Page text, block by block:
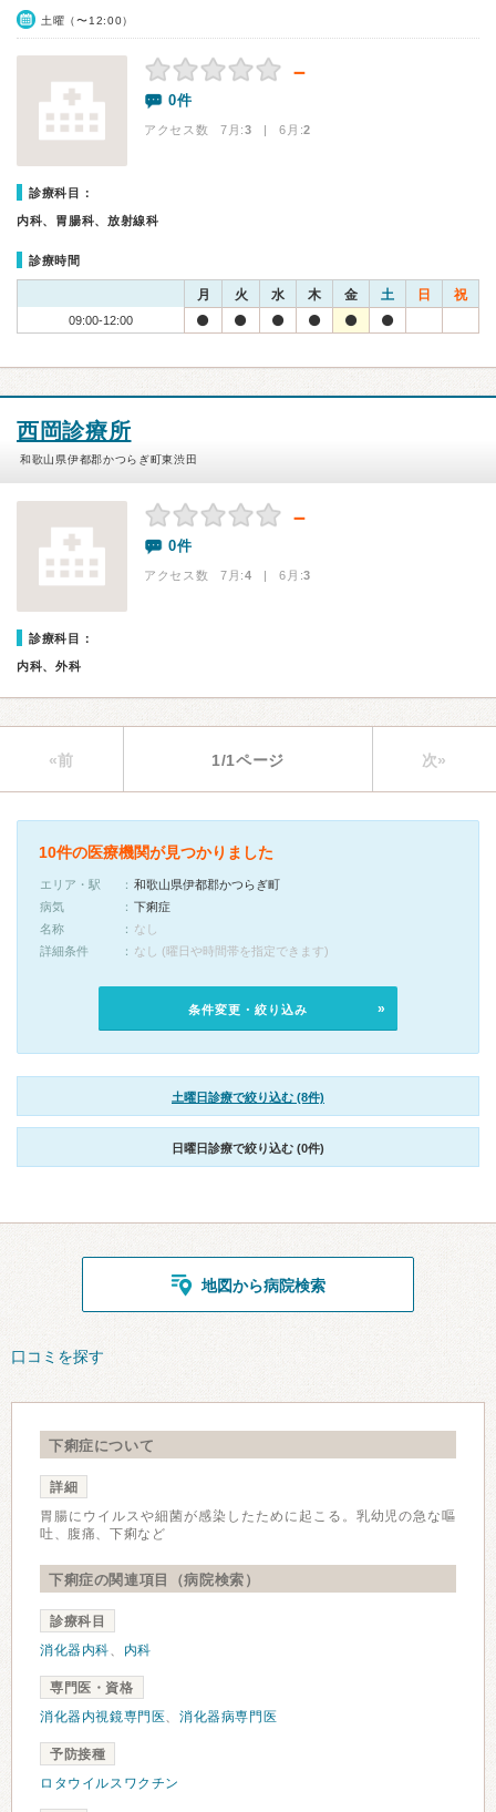
土曜（〜12:00）
－
0件
アクセス数 7月:3 | 6月:2
診療科目：
内科、胃腸科、放射線科
診療時間
月 火 水 木 金 土 日 祝
09:00-12:00
西岡診療所
和歌山県伊都郡かつらぎ町東渋田
－
0件
アクセス数 7月:4 | 6月:3
診療科目：
内科、外科
«前 1/1ページ 次»
10件の医療機関が見つかりました
エリア・駅
和歌山県伊都郡かつらぎ町
病気
下痢症
名称
なし
詳細条件
なし (曜日や時間帯を指定できます)
条件変更・絞り込み
土曜日診療で絞り込む (8件)
日曜日診療で絞り込む (0件)
地図から病院検索
口コミを探す
下痢症について
詳細
胃腸にウイルスや細菌が感染したために起こる。乳幼児の急な嘔
吐、腹痛、下痢など
下痢症の関連項目（病院検索）
診療科目
消化器内科、 内科
専門医・資格
消化器内視鏡専門医、消化器病専門医
予防接種
ロタウイルスワクチン